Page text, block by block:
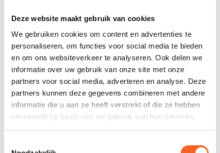
Deze website maakt gebruik van cookies
We gebruiken cookies om content en advertenties te
personaliseren, om functies voor social media te bieden
en om ons websiteverkeer te analyseren. Ook delen we
informatie over uw gebruik van onze site met onze
partners voor social media, adverteren en analyse. Deze
partners kunnen deze gegevens combineren met andere
informatie die u aan ze heeft verstrekt of die ze hebben
verzameld op basis van uw gebruik van hun services.
Nog niet gewaardeerd
0 sterren op basis van 0 beoordelingen
JE BEOORDELING TOEVOEGEN
GERELATEERDE PRODUCTEN
OP=OP!